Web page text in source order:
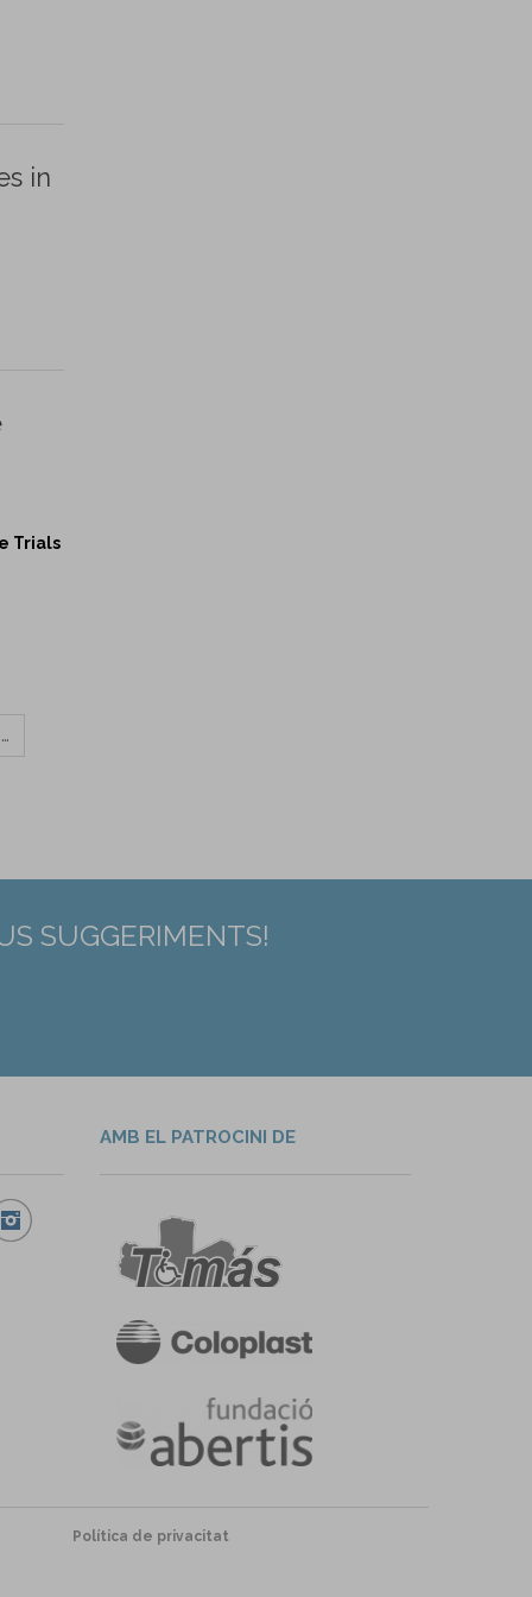
in
Trials
…
SUGGERIMENTS!
AMB EL PATROCINI DE
Política de privacitat